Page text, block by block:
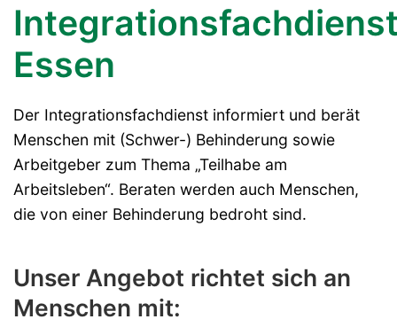
Essen
Der Integrationsfachdienst informiert und berät
Menschen mit (Schwer-) Behinderung sowie
Arbeitgeber zum Thema „Teilhabe am
Arbeitsleben“. Beraten werden auch Menschen,
die von einer Behinderung bedroht sind.
Unser Angebot richtet sich an
Menschen mit: